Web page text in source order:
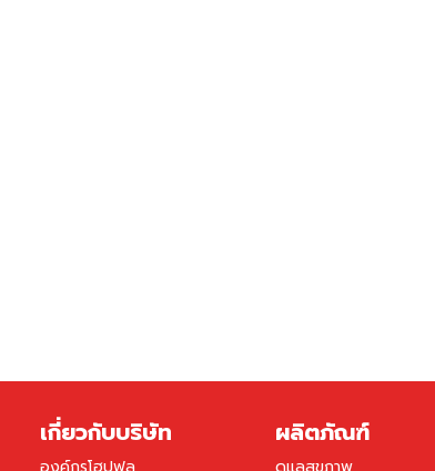
เกี่ยวกับบริษัท ผลิตภัณฑ์